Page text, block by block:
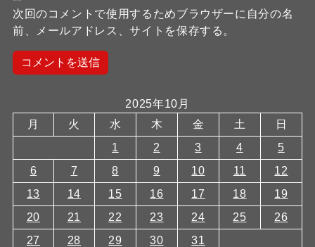
次回のコメントで使用するためブラウザーに自分の名
前、メールアドレス、サイトを保存する。
2025年10月
月
火 水 木 金 土
日
1
2 3 4
5
6
7 8 9 10 11
12
13
14 15 16 17 18
19
20
21 22 23 24 25
26
27
28 29 30
31